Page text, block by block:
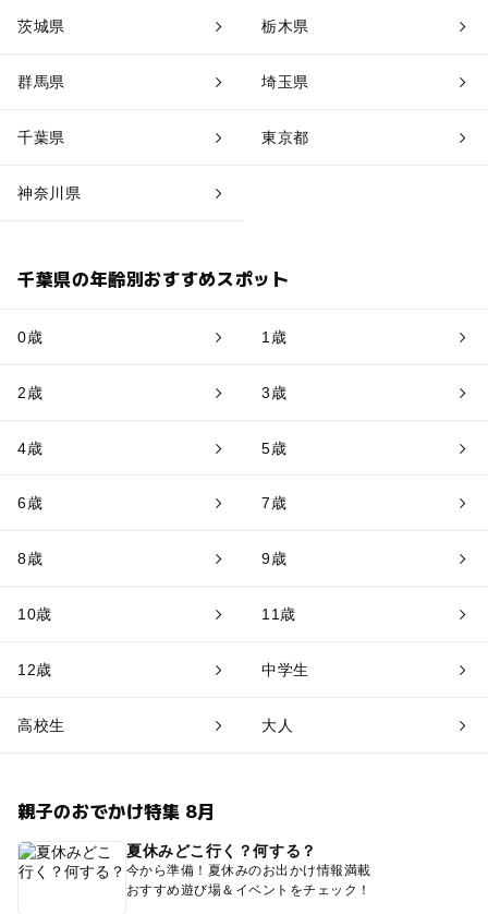
茨城県 栃木県
群馬県 埼玉県
千葉県 東京都
神奈川県
千葉県の年齢別おすすめスポット
0歳 1歳
2歳 3歳
4歳 5歳
6歳 7歳
8歳 9歳
10歳 11歳
12歳 中学生
高校生 大人
親子のおでかけ特集 8月
夏休みどこ行く？何する？
今から準備！夏休みのお出かけ情報満載
おすすめ遊び場＆イベントをチェック！